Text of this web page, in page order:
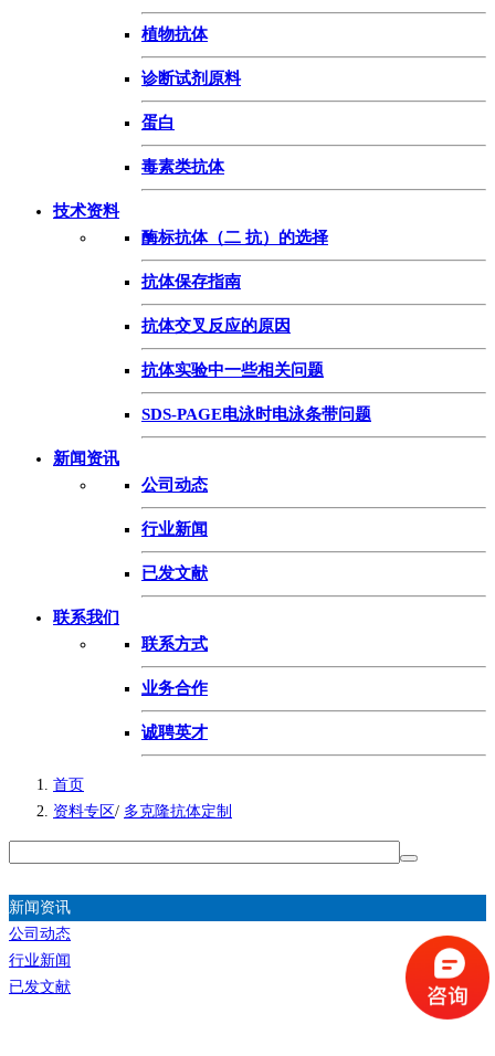
植物抗体
诊断试剂原料
蛋白
毒素类抗体
技术资料
酶标抗体（二 抗）的选择
抗体保存指南
抗体交叉反应的原因
抗体实验中一些相关问题
SDS-PAGE电泳时电泳条带问题
新闻资讯
公司动态
行业新闻
已发文献
联系我们
联系方式
业务合作
诚聘英才
首页
资料专区/ 多克隆抗体定制
新闻资讯
公司动态
行业新闻
已发文献